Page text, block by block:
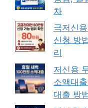
차
극저신
신청 방
리
저신용
소액대
대출 방